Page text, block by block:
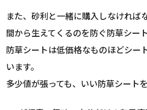
また、砂利と一緒に購入しなければ
間から生えてくるのを防ぐ防草シート
防草シートは低価格なものほどシー
います。
多少値が張っても、いい防草シート